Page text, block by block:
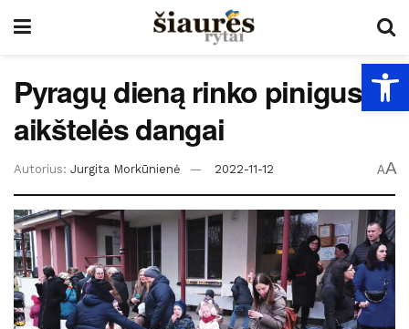
Pyragų dieną rinko pinigus
aikštelės dangai
Autorius: Jurgita Morkūnienė 2022-11-12 AA